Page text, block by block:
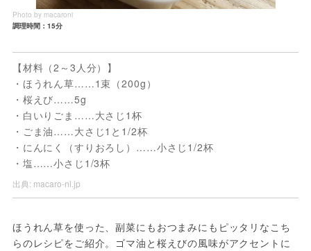
Photo by macaroni
調理時間：15分
【材料（2～3人分）】
・ほうれん草……1束（200g）
・桜えび……5g
・白いりごま……大さじ1杯
・ごま油……大さじ1と1/2杯
・にんにく（すりおろし）……小さじ1/2杯
・塩……小さじ1/3杯
出典: macaro-ni.jp
ほうれん草を使った、副菜にもおつまみにもピッタリなこち
らのレシピをご紹介。ゴマ油と桜えびの風味がアクセントに